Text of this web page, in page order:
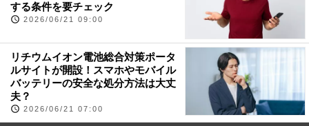
する条件を要チェック
2026/06/21 09:00
リチウムイオン電池総合対策ポータ
ルサイトが開設！スマホやモバイル
バッテリーの安全な処分方法は大丈
夫？
2026/06/21 07:00